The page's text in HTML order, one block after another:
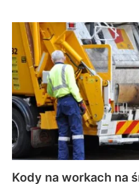
Kody na workach na